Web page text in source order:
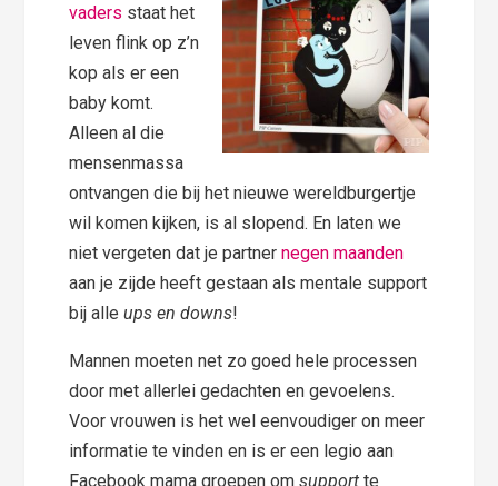
vaders staat het
leven flink op z’n
kop als er een
baby komt.
Alleen al die
mensenmassa
ontvangen die bij het nieuwe wereldburgertje
wil komen kijken, is al slopend. En laten we
niet vergeten dat je partnernegen maanden
aan je zijde heeft gestaan als mentale support
bij alleups en downs!
Mannen moeten net zo goed hele processen
door met allerlei gedachten en gevoelens.
Voor vrouwen is het wel eenvoudiger on meer
informatie te vinden en is er een legio aan
Facebook mama groepen omsupport te